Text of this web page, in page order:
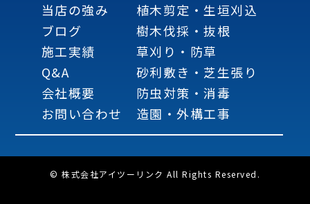
当店の強み
ブログ
施工実績
Q&A
会社概要
お問い合わせ
植木剪定・生垣刈込
樹木伐採・抜根
草刈り・防草
砂利敷き・芝生張り
防虫対策・消毒
造園・外構工事
© 株式会社アイツーリンク All Rights Reserved.